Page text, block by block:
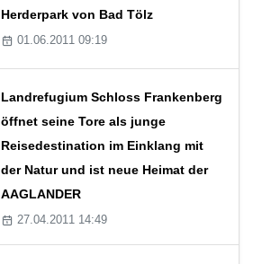
Herderpark von Bad Tölz
01.06.2011 09:19
Landrefugium Schloss Frankenberg
öffnet seine Tore als junge
Reisedestination im Einklang mit
der Natur und ist neue Heimat der
AAGLANDER
27.04.2011 14:49